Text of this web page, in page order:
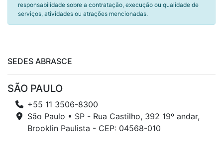
responsabilidade sobre a contratação, execução ou qualidade de
serviços, atividades ou atrações mencionadas.
SEDES ABRASCE
SÃO PAULO
+55 11 3506-8300
São Paulo • SP - Rua Castilho, 392 19º andar,
Brooklin Paulista - CEP: 04568-010